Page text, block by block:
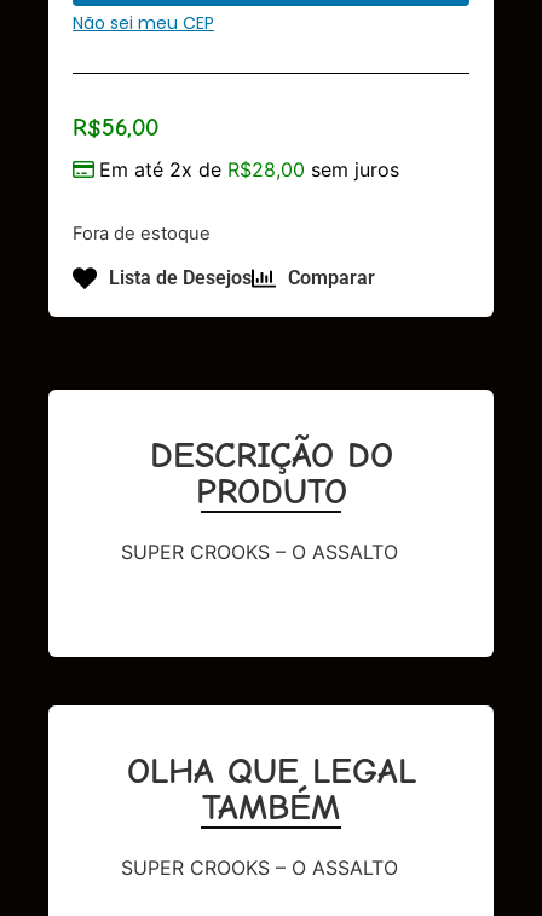
Não sei meu CEP
R$56,00
Em até 2x de R$28,00 sem juros
Fora de estoque
Lista de Desejos Comparar
DESCRIÇÃO DO
PRODUTO
SUPER CROOKS – O ASSALTO
OLHA QUE LEGAL
TAMBÉM
SUPER CROOKS – O ASSALTO